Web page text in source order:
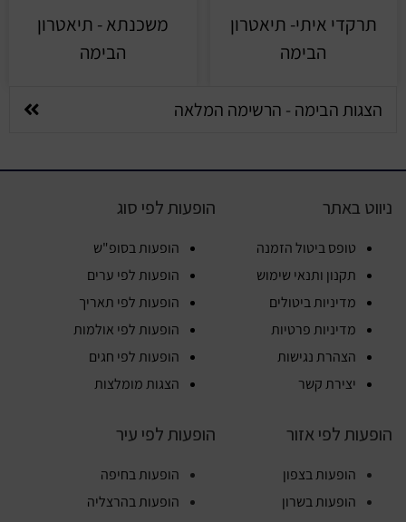
תרקדי איתי- תיאטרון
הבימה
משכנתא - תיאטרון
הבימה
הצגות הבימה - הרשימה המלאה
ניווט באתר
טופס ביטול הזמנה
תקנון ותנאי שימוש
מדיניות ביטולים
מדיניות פרטיות
הצהרת נגישות
יצירת קשר
הופעות לפי סוג
הופעות בסופ"ש
הופעות לפי ערים
הופעות לפי תאריך
הופעות לפי אולמות
הופעות לפי חגים
הצגות מומלצות
הופעות לפי אזור
הופעות בצפון
הופעות בשרון
הופעות לפי עיר
הופעות בחיפה
הופעות בהרצליה